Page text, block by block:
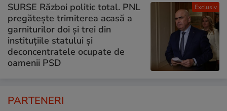
Exclusiv
SURSE Război politic total. PNL
pregătește trimiterea acasă a
garniturilor doi și trei din
instituțiile statului și
deconcentratele ocupate de
oamenii PSD
PARTENERI